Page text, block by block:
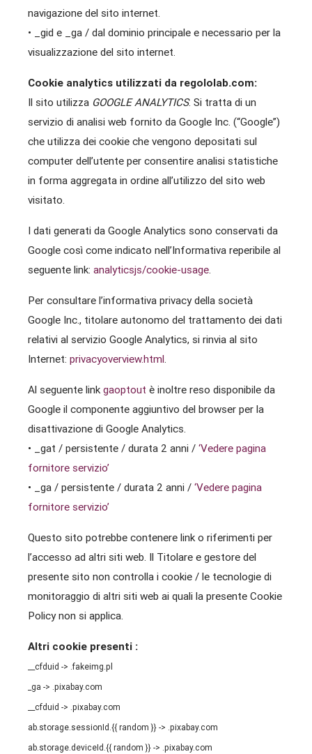
navigazione del sito internet.
• _gid e _ga / dal dominio principale e necessario per la
visualizzazione del sito internet.
Cookie analytics utilizzati da regololab.com:
Il sito utilizza GOOGLE ANALYTICS. Si tratta di un
servizio di analisi web fornito da Google Inc. (“Google”)
che utilizza dei cookie che vengono depositati sul
computer dell’utente per consentire analisi statistiche
in forma aggregata in ordine all’utilizzo del sito web
visitato.
I dati generati da Google Analytics sono conservati da
Google così come indicato nell’Informativa reperibile al
seguente link: analyticsjs/cookie-usage.
Per consultare l’informativa privacy della società
Google Inc., titolare autonomo del trattamento dei dati
relativi al servizio Google Analytics, si rinvia al sito
Internet: privacyoverview.html.
Al seguente link gaoptout è inoltre reso disponibile da
Google il componente aggiuntivo del browser per la
disattivazione di Google Analytics.
• _gat / persistente / durata 2 anni / ‘Vedere pagina
fornitore servizio’
• _ga / persistente / durata 2 anni / ‘Vedere pagina
fornitore servizio’
Questo sito potrebbe contenere link o riferimenti per
l’accesso ad altri siti web. Il Titolare e gestore del
presente sito non controlla i cookie / le tecnologie di
monitoraggio di altri siti web ai quali la presente Cookie
Policy non si applica.
Altri cookie presenti :
__cfduid -> .fakeimg.pl
_ga -> .pixabay.com
__cfduid -> .pixabay.com
ab.storage.sessionId.{{ random }} -> .pixabay.com
ab.storage.deviceId.{{ random }} -> .pixabay.com